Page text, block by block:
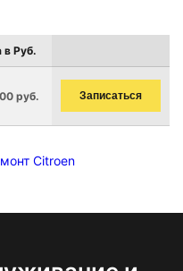
в Руб.
руб. Записаться
Citroen